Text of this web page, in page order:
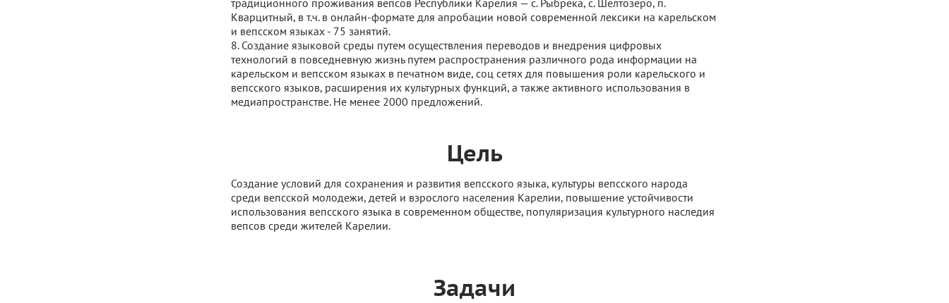
традиционного проживания вепсов Республики Карелия — с. Рыбрека, с. Шелтозеро, п.
Кварцитный, в т.ч. в онлайн-формате для апробации новой современной лексики на карельском
и вепсском языках - 75 занятий.
8. Создание языковой среды путем осуществления переводов и внедрения цифровых
технологий в повседневную жизнь путем распространения различного рода информации на
карельском и вепсском языках в печатном виде, соц сетях для повышения роли карельского и
вепсского языков, расширения их культурных функций, а также активного использования в
медиапространстве. Не менее 2000 предложений.
Цель
Создание условий для сохранения и развития вепсского языка, культуры вепсского народа
среди вепсской молодежи, детей и взрослого населения Карелии, повышение устойчивости
использования вепсского языка в современном обществе, популяризация культурного наследия
вепсов среди жителей Карелии.
Задачи